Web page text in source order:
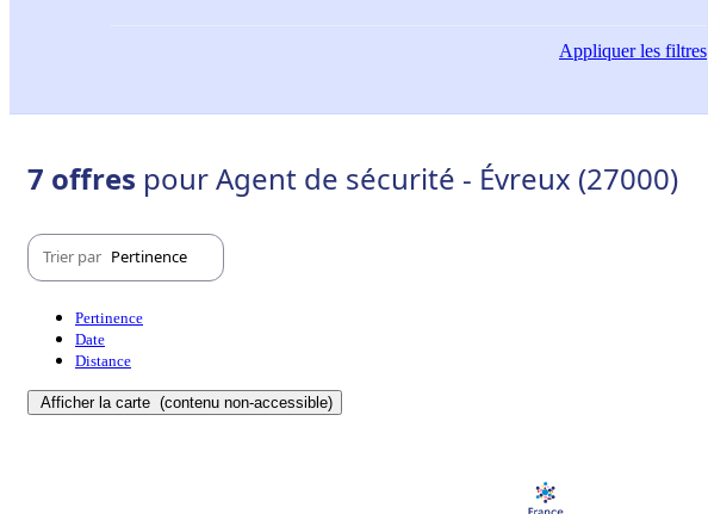
Appliquerles filtres
7 offres pour Agent de sécurité - Évreux (27000)
Trier par Pertinence
Pertinence
Date
Distance
Afficher la carte (contenu non-accessible)